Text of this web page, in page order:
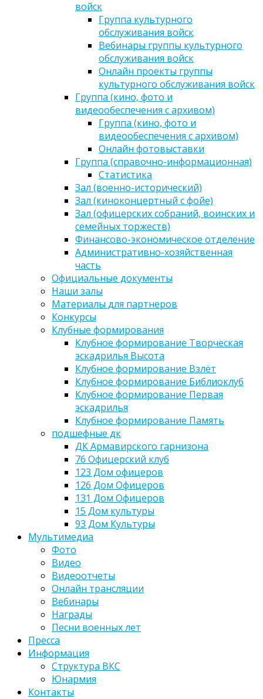
войск
Группа культурного
обслуживания войск
Вебинары группы культурного
обслуживания войск
Онлайн проекты группы
культурного обслуживания войск
Группа (кино, фото и
видеообеспечения с архивом)
Группа (кино, фото и
видеообеспечения с архивом)
Онлайн фотовыставки
Группа (справочно-информационная)
Статистика
Зал (военно-исторический)
Зал (киноконцертный с фойе)
Зал (офицерских собраний, воинских и
семейных торжеств)
Финансово-экономическое отделение
Административно-хозяйственная
часть
Официальные документы
Наши залы
Материалы для партнеров
Конкурсы
Клубные формирования
Клубное формирование Творческая
эскадрилья Высота
Клубное формирование Взлёт
Клубное формирование Библиоклуб
Клубное формирование Первая
эскадрилья
Клубное формирование Память
подшефные дк
ДК Армавирского гарнизона
76 Офицерский клуб
123 Дом офицеров
126 Дом Офицеров
131 Дом Офицеров
15 Дом культуры
93 Дом Культуры
Мультимедиа
Фото
Видео
Видеоотчеты
Онлайн трансляции
Вебинары
Награды
Песни военных лет
Пресса
Информация
Структура ВКС
Юнармия
Контакты